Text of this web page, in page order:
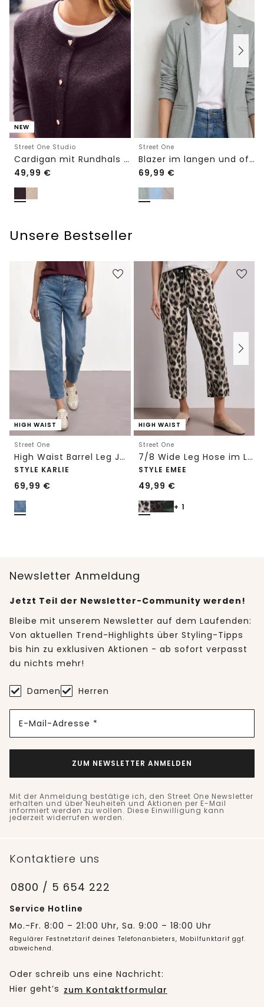
NEW
Street One Studio
Cardigan mit Rundhals und Knöpfen
49,99 €
Street One
Blazer im langen und offenen Schnitt
69,99 €
Unsere Bestseller
HIGH WAIST
Street One
High Waist Barrel Leg Jeans im Loose Fit
STYLE KARLIE
69,99 €
HIGH WAIST
Street One
7/8 Wide Leg Hose im Loose Fit mit Print
STYLE EMEE
49,99 €
+ 1
Newsletter Anmeldung
Jetzt Teil der Newsletter-Community werden!
Bleibe mit unserem Newsletter auf dem Laufenden:
Von aktuellen Trend-Highlights über Styling-Tipps
bis hin zu exklusiven Aktionen - ab sofort verpasst
du nichts mehr!
Damen Herren
E-Mail-Adresse *
ZUM NEWSLETTER ANMELDEN
Mit der Anmeldung bestätige ich, den Street One Newsletter
erhalten und über Neuheiten und Aktionen per E-Mail
informiert werden zu wollen. Diese Einwilligung kann
jederzeit widerrufen werden.
Kontaktiere uns
0800 / 5 654 222
Service Hotline
Mo.-Fr. 8:00 – 21:00 Uhr, Sa. 9:00 – 18:00 Uhr
Regulärer Festnetztarif deines Telefonanbieters, Mobilfunktarif ggf.
abweichend.
Oder schreib uns eine Nachricht:
Hier geht’s zum Kontaktformular